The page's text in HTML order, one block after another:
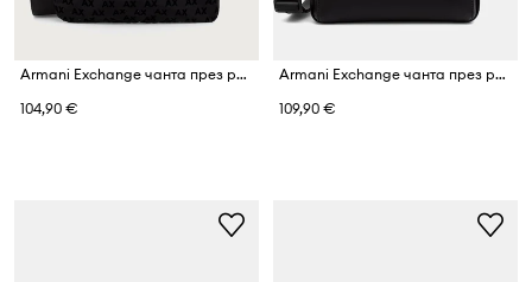
Armani Exchange чанта през рамо мъжка
104,90 €
Armani Exchange чанта през рамо мъжка от имитация на кожа
109,90 €